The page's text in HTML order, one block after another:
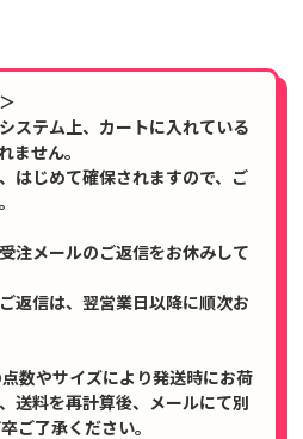
ステム上、カートに入れている
ません。
はじめて確保されますので、ご
注メールのご返信をお休みして
返信は、翌営業日以降に順次お
数やサイズにより発送時にお荷
送料を再計算後、メールにて別
ご了承ください。